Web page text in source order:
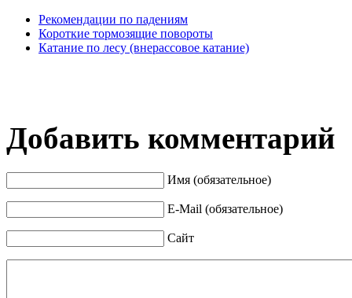
Рекомендации по падениям
Короткие тормозящие повороты
Катание по лесу (внерассовое катание)
Добавить комментарий
Имя (обязательное)
E-Mail (обязательное)
Сайт